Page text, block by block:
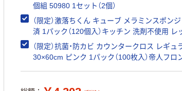
個組 50980 1セット（2個）
（限定）激落ちくん キューブ メラミンスポン
済 1パック（120個入）キッチン 洗剤不使用 レ
ル
（限定）抗菌・防カビ カウンタークロス レギュ
30×60cm ピンク 1パック（100枚入）帝人フロ